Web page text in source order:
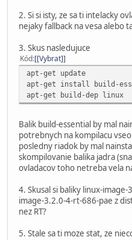
2. Si si isty, ze sa ti intelacky
nejaky fallback na vesa alebo
3. Skus nasledujuce
Kód [Vybrat]
apt-get update
apt-get install build-
apt-get build-dep linux
Balik build-essential by mal
potrebnych na kompilacu
posledny riadok by mal
skompilovanie balika jadra
ovladacov toho netreba vela
4. Skusal si baliky linux-
image-3.2.0-4-rt-686-pae z
nez RT?
5. Stale sa ti moze stat, ze